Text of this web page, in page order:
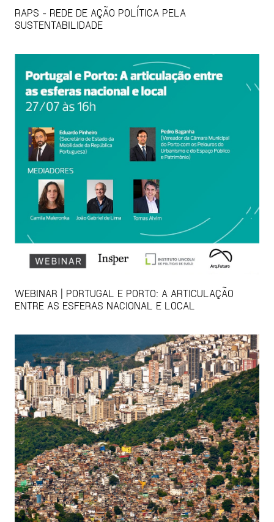
RAPS - REDE DE AÇÃO POLÍTICA PELA
SUSTENTABILIDADE
WEBINAR | PORTUGAL E PORTO: A ARTICULAÇÃO
ENTRE AS ESFERAS NACIONAL E LOCAL